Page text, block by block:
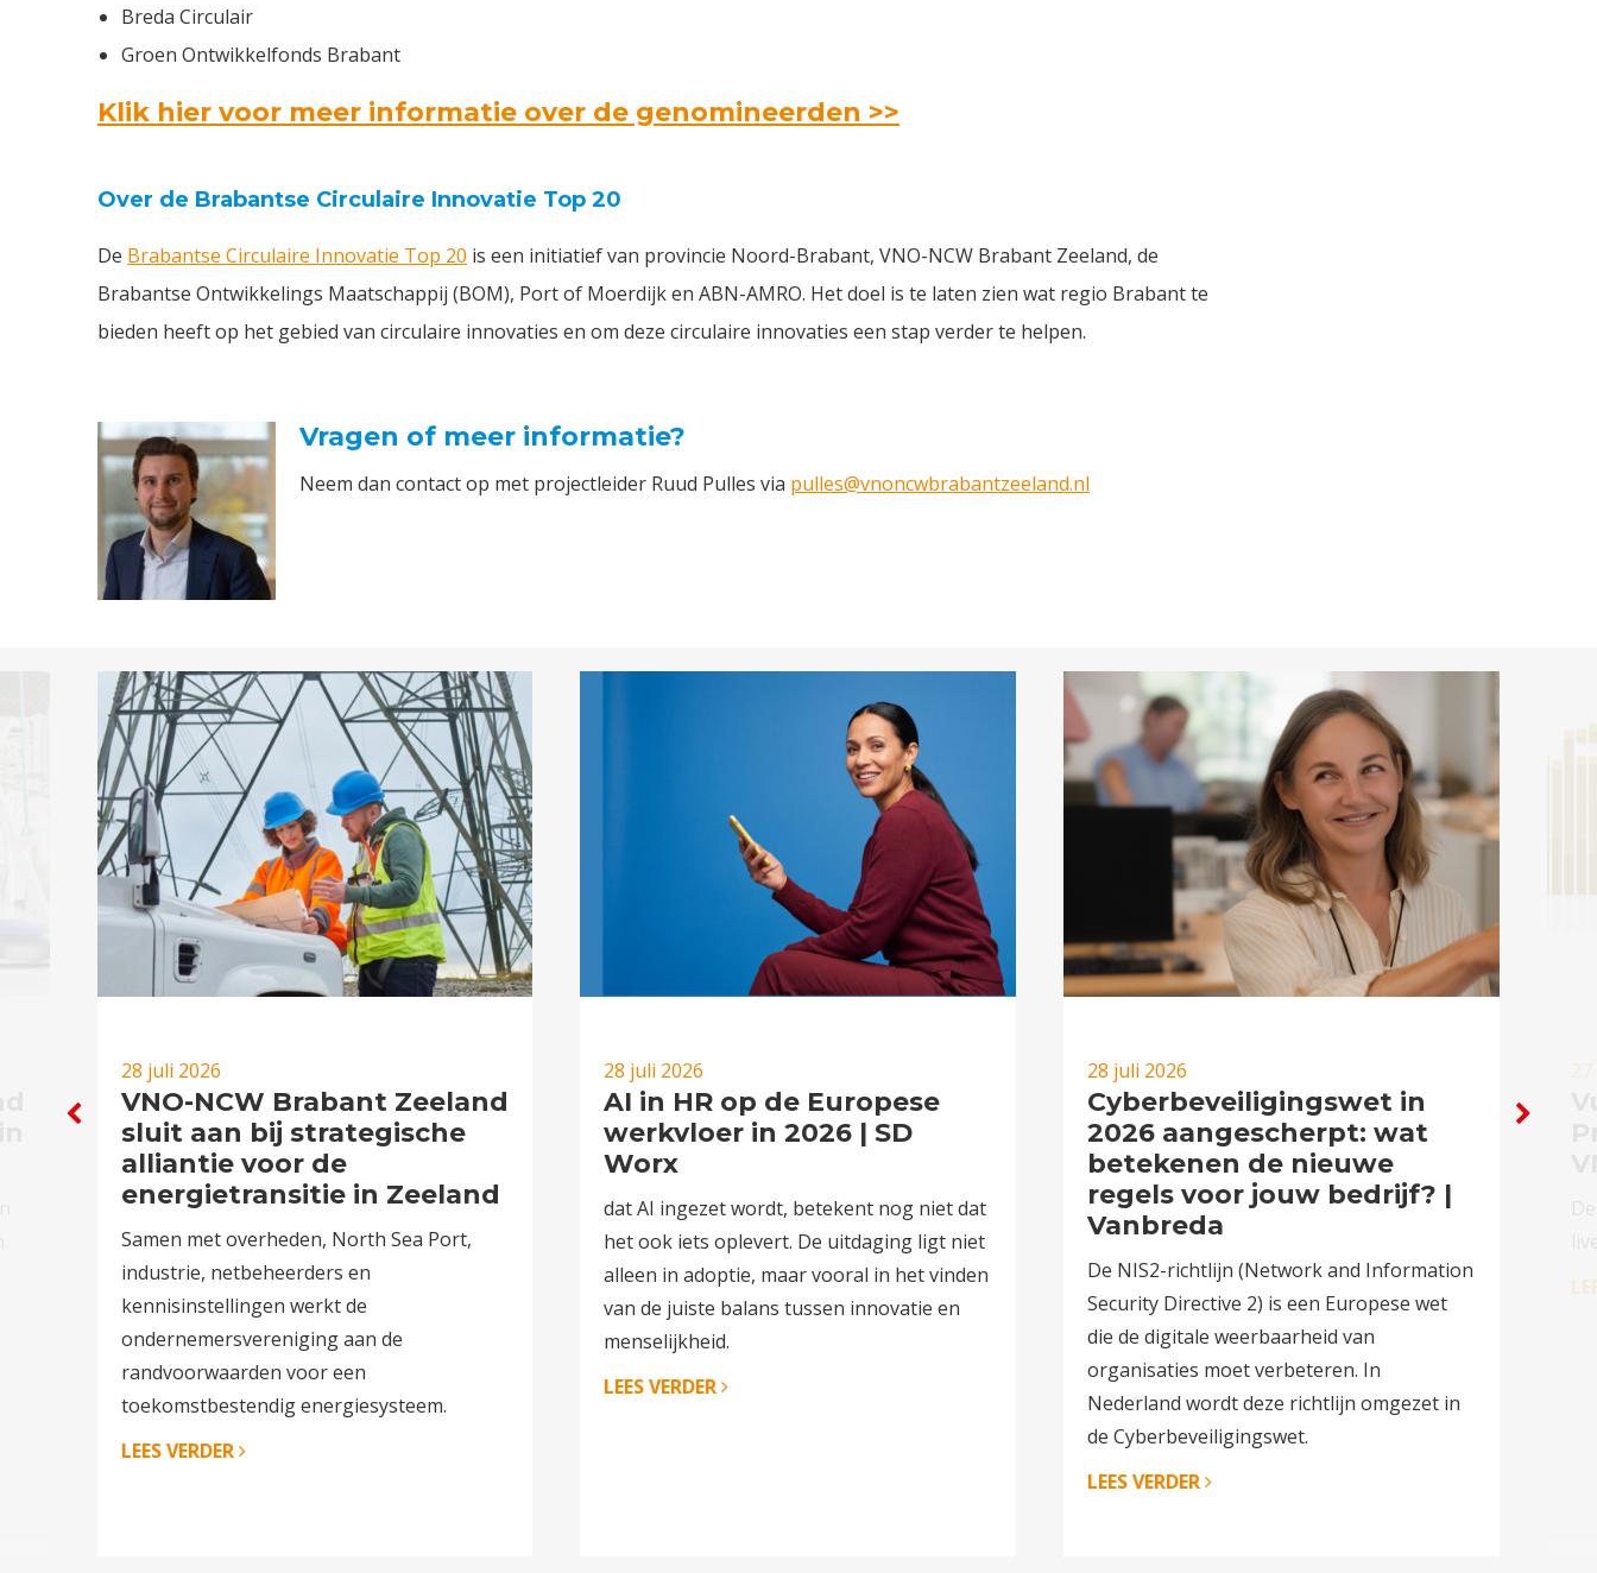
Breda Circulair
Groen Ontwikkelfonds Brabant
Klik hier voor meer informatie over de genomineerden >>
Over de Brabantse Circulaire Innovatie Top 20
De Brabantse Circulaire Innovatie Top 20 is een initiatief van provincie Noord-Brabant, VNO-NCW Brabant Zeeland, de
Brabantse Ontwikkelings Maatschappij (BOM), Port of Moerdijk en ABN-AMRO. Het doel is te laten zien wat regio Brabant te
bieden heeft op het gebied van circulaire innovaties en om deze circulaire innovaties een stap verder te helpen.
Vragen of meer informatie?
Neem dan contact op met projectleider Ruud Pulles via pulles@vnoncwbrabantzeeland.nl
28 juli 2026
VNO-NCW Brabant Zeeland
sluit aan bij strategische
alliantie voor de
energietransitie in Zeeland
Samen met overheden, North Sea Port,
industrie, netbeheerders en
kennisinstellingen werkt de
ondernemersvereniging aan de
randvoorwaarden voor een
toekomstbestendig energiesysteem.
LEES VERDER
28 juli 2026
AI in HR op de Europese
werkvloer in 2026 | SD
Worx
dat AI ingezet wordt, betekent nog niet dat
het ook iets oplevert. De uitdaging ligt niet
alleen in adoptie, maar vooral in het vinden
van de juiste balans tussen innovatie en
menselijkheid.
LEES VERDER
28 juli 2026
Cyberbeveiligingswet in
2026 aangescherpt: wat
betekenen de nieuwe
regels voor jouw bedrijf? |
Vanbreda
De NIS2-richtlijn (Network and Information
Security Directive 2) is een Europese wet
die de digitale weerbaarheid van
organisaties moet verbeteren. In
Nederland wordt deze richtlijn omgezet in
de Cyberbeveiligingswet.
LEES VERDER